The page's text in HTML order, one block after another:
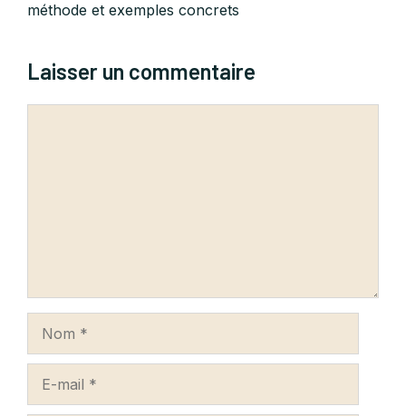
méthode et exemples concrets
Laisser un commentaire
mail